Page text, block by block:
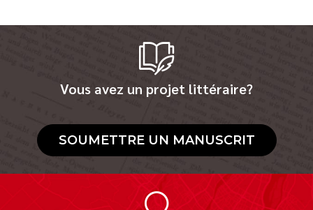
Vous avez un projet littéraire?
SOUMETTRE UN MANUSCRIT